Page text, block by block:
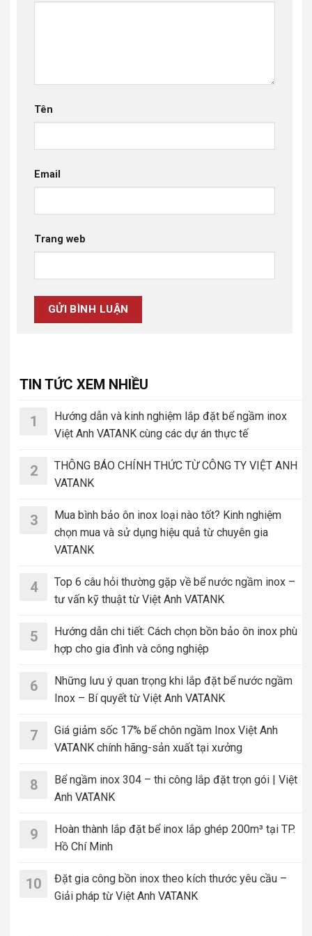
Tên
Email
Trang web
TIN TỨC XEM NHIỀU
1
Hướng dẫn và kinh nghiệm lắp đặt bể ngầm inox
Việt Anh VATANK cùng các dự án thực tế
2
THÔNG BÁO CHÍNH THỨC TỪ CÔNG TY VIỆT ANH
VATANK
3
Mua bình bảo ôn inox loại nào tốt? Kinh nghiệm
chọn mua và sử dụng hiệu quả từ chuyên gia
VATANK
4
Top 6 câu hỏi thường gặp về bể nước ngầm inox –
tư vấn kỹ thuật từ Việt Anh VATANK
5
Hướng dẫn chi tiết: Cách chọn bồn bảo ôn inox phù
hợp cho gia đình và công nghiệp
6
Những lưu ý quan trọng khi lắp đặt bể nước ngầm
Inox – Bí quyết từ Việt Anh VATANK
7
Giá giảm sốc 17% bể chôn ngầm Inox Việt Anh
VATANK chính hãng-sản xuất tại xưởng
8
Bể ngầm inox 304 – thi công lắp đặt trọn gói | Việt
Anh VATANK
9
Hoàn thành lắp đặt bể inox lắp ghép 200m³ tại TP.
Hồ Chí Minh
10
Đặt gia công bồn inox theo kích thước yêu cầu –
Giải pháp từ Việt Anh VATANK